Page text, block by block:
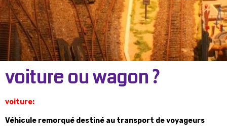
voiture ou wagon ?
voiture:
Véhicule remorqué destiné au transport de voyageurs